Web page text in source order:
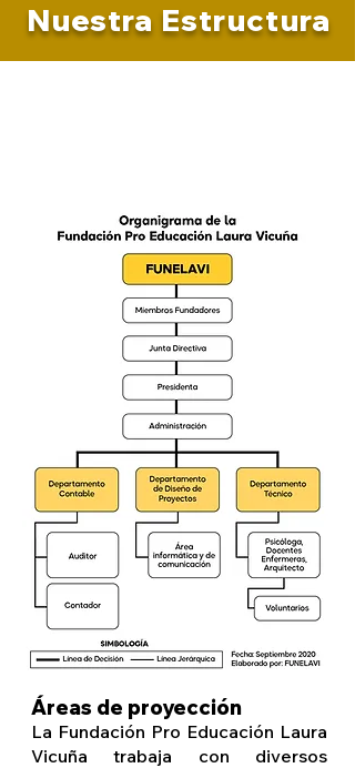
Nuestra Estructura
Áreas de proyección
La Fundación Pro Educación Laura
Vicuña trabaja con diversos